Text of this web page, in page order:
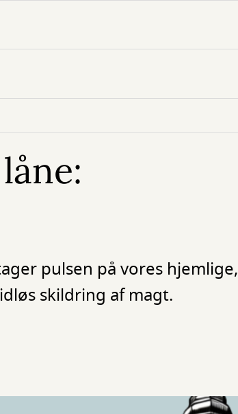
pulsen på vores hjemlige,
skildring af magt.